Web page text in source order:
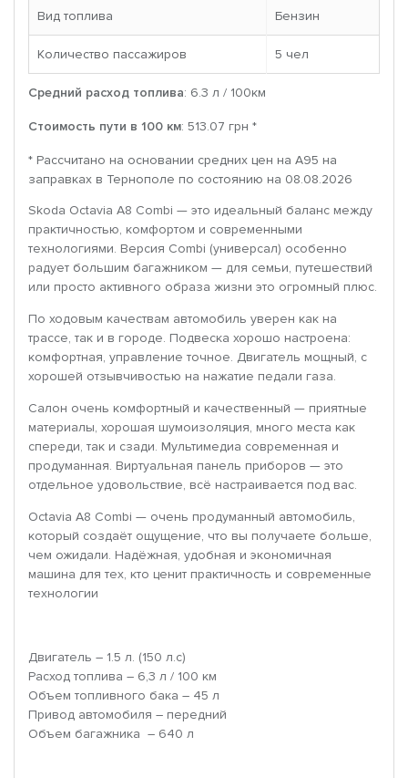
Вид топлива Бензин
Количество пассажиров 5 чел
Средний расход топлива: 6.3 л / 100км
Стоимость пути в 100 км: 513.07 грн *
* Рассчитано на основании средних цен на A95 на
заправках в Тернополе по состоянию на 08.08.2026
Skoda Octavia A8 Combi — это идеальный баланс между
практичностью, комфортом и современными
технологиями. Версия Combi (универсал) особенно
радует большим багажником — для семьи, путешествий
или просто активного образа жизни это огромный плюс.
По ходовым качествам автомобиль уверен как на
трассе, так и в городе. Подвеска хорошо настроена:
комфортная, управление точное. Двигатель мощный, с
хорошей отзывчивостью на нажатие педали газа.
Салон очень комфортный и качественный — приятные
материалы, хорошая шумоизоляция, много места как
спереди, так и сзади. Мультимедиа современная и
продуманная. Виртуальная панель приборов — это
отдельное удовольствие, всё настраивается под вас.
Octavia A8 Combi — очень продуманный автомобиль,
который создаёт ощущение, что вы получаете больше,
чем ожидали. Надёжная, удобная и экономичная
машина для тех, кто ценит практичность и современные
технологии
Двигатель – 1.5 л. (150 л.с)
Расход топлива – 6,3 л / 100 км
Объем топливного бака – 45 л
Привод автомобиля – передний
Объем багажника – 640 л